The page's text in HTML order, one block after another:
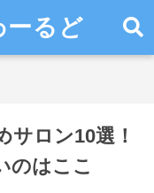
ーるど
ロン10選！
のはここ